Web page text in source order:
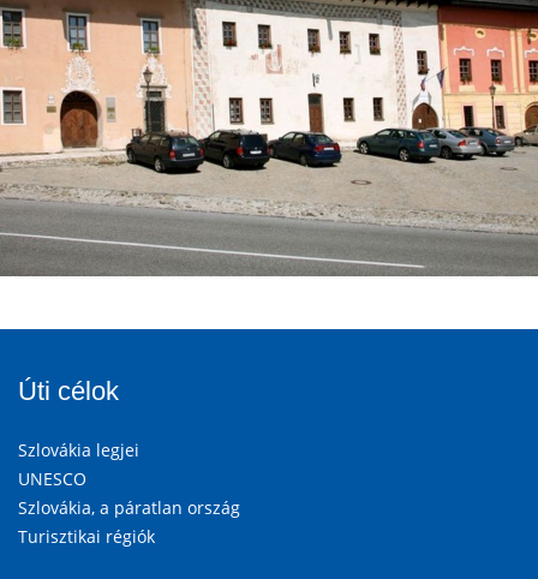
Úti célok
Szlovákia legjei
UNESCO
Szlovákia, a páratlan ország
Turisztikai régiók